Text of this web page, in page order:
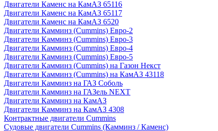
Двигатели Каменс на КамАЗ 65116
Двигатели Каменс на КамАЗ 65117
Двигатели Каменс на КамАЗ 6520
Двигатели Камминз (Cummins) Евро-2
Двигатели Камминз (Cummins) Евро-3
Двигатели Камминз (Cummins) Евро-4
Двигатели Камминз (Cummins) Евро-5
Двигатели Камминз (Cummins) на Газон Некст
Двигатели Камминз (Cummins) на КамАЗ 43118
Двигатели Камминз на ГАЗ Соболь
Двигатели Камминз на ГАЗель NEXT
Двигатели Камминз на КамАЗ
Двигатели Камминз на КамАЗ 4308
Контрактные двигатели Cummins
Судовые двигатели Cummins (Камминз / Каменс)